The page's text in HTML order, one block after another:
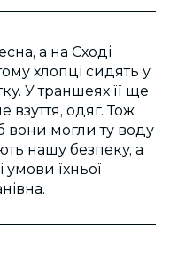
а на Сході
хлопці сидять у
У траншеях її ще
взуття, одяг. Тож
вони могли ту воду
нашу безпеку, а
їхньої